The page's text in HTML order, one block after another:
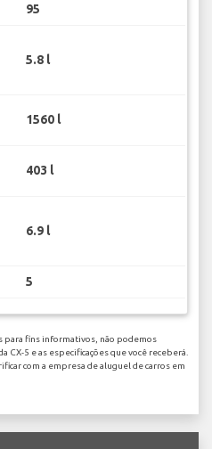
95
5.8 l
1560 l
403 l
6.9 l
5
para fins informativos, não podemos
CX-5 e as especificações que você receberá.
com a empresa de aluguel de carros em